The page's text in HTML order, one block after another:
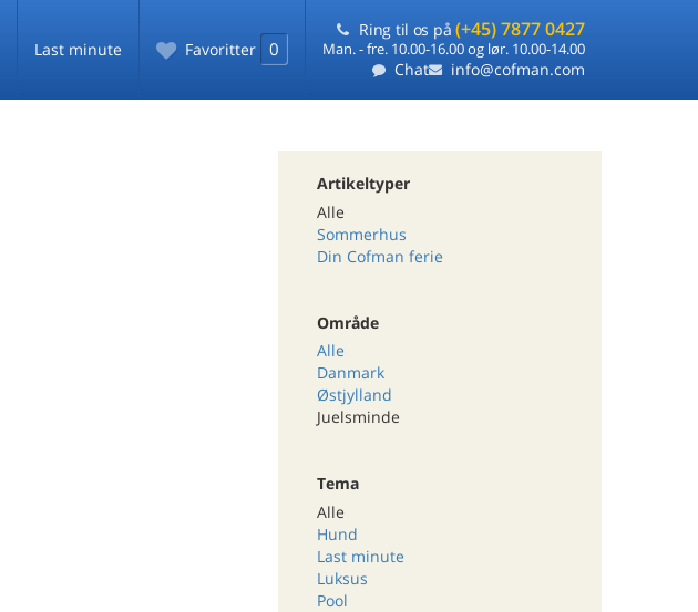
Last minute Favoritter 0
Ring til os på (+45) 7877 0427
Man. - fre. 10.00-16.00 og lør. 10.00-14.00
Chat info@cofman.com
Artikeltyper
Alle
Sommerhus
Din Cofman ferie
Område
Alle
Danmark
Østjylland
Juelsminde
Tema
Alle
Hund
Last minute
Luksus
Pool